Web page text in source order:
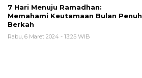
7 Hari Menuju Ramadhan:
Memahami Keutamaan Bulan Penuh
Berkah
Rabu, 6 Maret 2024 - 13:25 WIB